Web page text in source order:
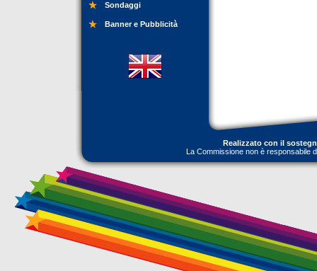
Sondaggi
Banner e Pubblicità
Realizzato con il
La Commissione non è responsabile